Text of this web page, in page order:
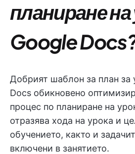
планиране
Google
Добрият шаблон за план за
Docs обикновено
процес по планиране на
отразява хода на урока и
обучението, както и
включени в занятието.